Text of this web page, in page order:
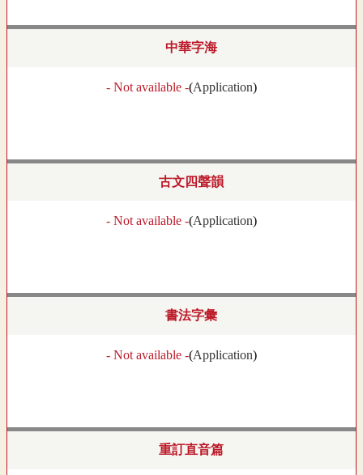
中華字海
- Not available -(Application)
古文四聲韻
- Not available -(Application)
書法字彙
- Not available -(Application)
重訂直音篇